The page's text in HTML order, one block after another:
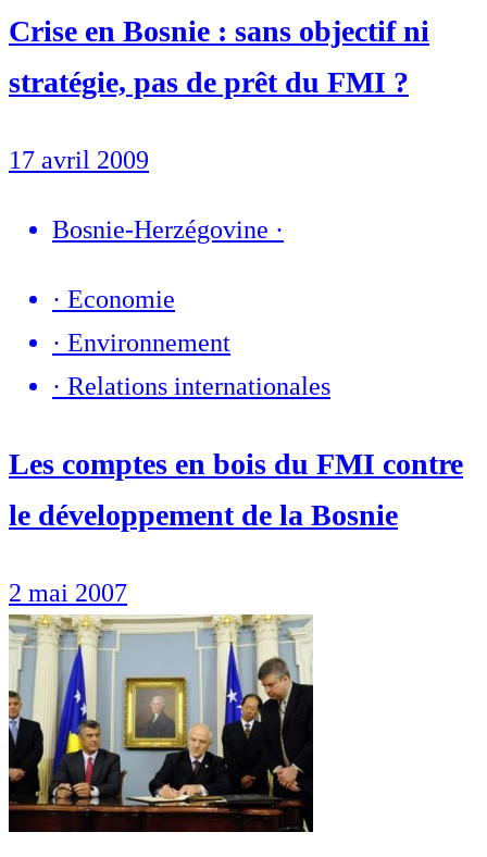
Crise en Bosnie : sans objectif ni
stratégie, pas de prêt du FMI ?
17 avril 2009
Bosnie-Herzégovine ·
· Economie
· Environnement
· Relations internationales
Les comptes en bois du FMI contre
le développement de la Bosnie
2 mai 2007